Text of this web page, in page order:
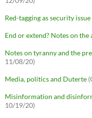
Red-tagging as security issue
End or extend? Notes on
Notes on tyranny and the
11/08/20)
Media, politics and Duterte
Misinformation and
10/19/20)